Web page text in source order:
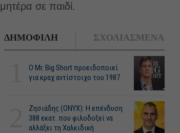
σε παιδί.
ΔΗΜΟΦΙΛΗ ΣΧΟΛΙΑΣΜΕΝΑ
O Mr. Big Short προειδοποιεί
για κραχ αντίστοιχο του 1987
Ζησιάδης (ONYX): Η επένδυση
388 εκατ. που φιλοδοξεί να
αλλάξει τη Χαλκιδική